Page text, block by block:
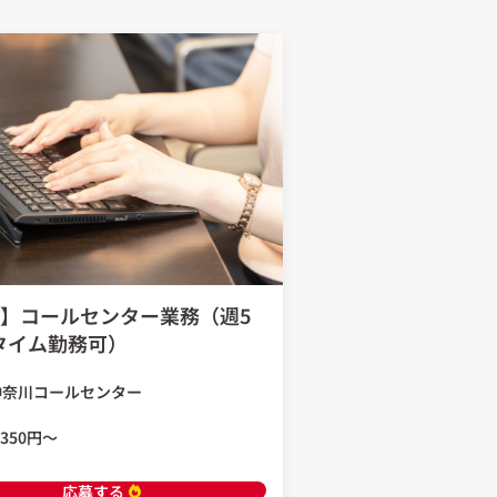
コールセンター業務（週5
ム勤務可）
川コールセンター
円〜
応募する